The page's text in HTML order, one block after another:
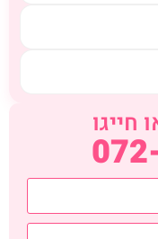
חייגו